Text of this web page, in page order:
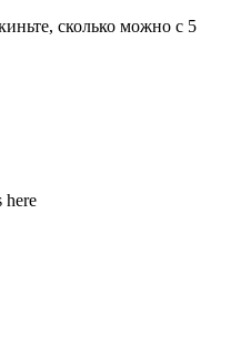
сколько можно с 5
here